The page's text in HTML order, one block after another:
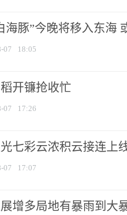
海豚”今晚将移入东海
07 18:05
开镰抢收忙
07 17:26
七彩云浓积云接连上
07 17:07
增多局地有暴雨到大